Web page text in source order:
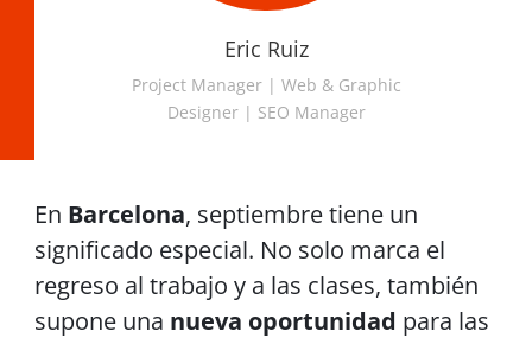
Eric Ruiz
Project Manager | Web & Graphic
Designer | SEO Manager
En Barcelona, septiembre tiene un
significado especial. No solo marca el
regreso al trabajo y a las clases, también
supone una nueva oportunidad para las